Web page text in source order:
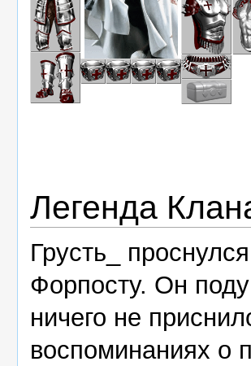
Легенда
Грусть_
Форпосту. Он
ничего не
воспоминаниях о